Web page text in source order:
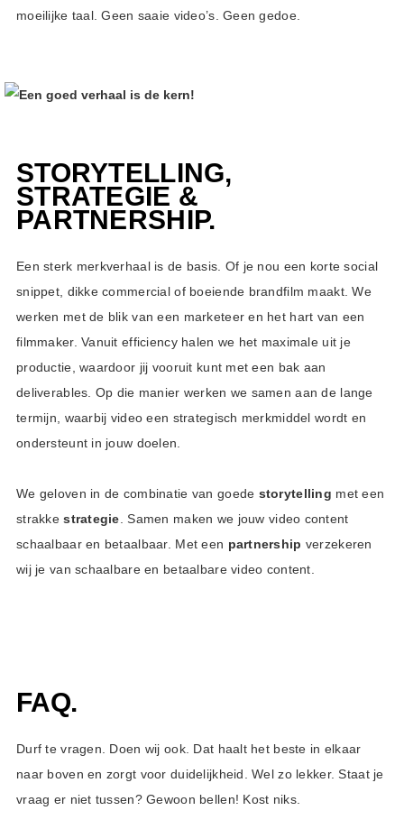
moeilijke taal. Geen saaie video’s. Geen gedoe.
STORYTELLING,
STRATEGIE &
PARTNERSHIP.
Een sterk merkverhaal is de basis. Of je nou een korte social
snippet, dikke commercial of boeiende brandfilm maakt. We
werken met de blik van een marketeer en het hart van een
filmmaker. Vanuit efficiency halen we het maximale uit je
productie, waardoor jij vooruit kunt met een bak aan
deliverables. Op die manier werken we samen aan de lange
termijn, waarbij video een strategisch merkmiddel wordt en
ondersteunt in jouw doelen.
We geloven in de combinatie van goede storytelling met een
strakkestrategie . Samen maken we jouw video content
schaalbaar en betaalbaar. Met een partnership verzekeren
wij je van schaalbare en betaalbare video content.
FAQ.
Durf te vragen. Doen wij ook. Dat haalt het beste in elkaar
naar boven en zorgt voor duidelijkheid. Wel zo lekker. Staat je
vraag er niet tussen? Gewoon bellen! Kost niks.